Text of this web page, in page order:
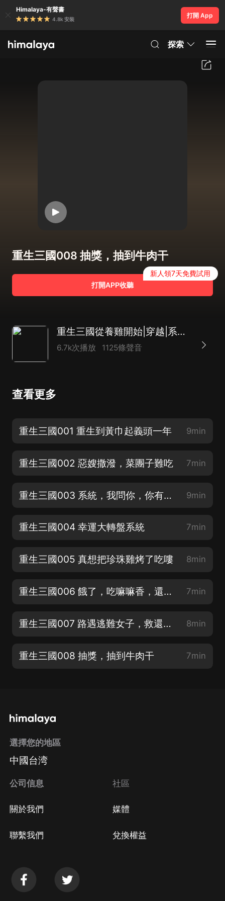
Himalaya-有聲書
4.8k 安裝
打開 App
探索
重生三國008 抽獎，抽到牛肉干
打開APP收聽
新人領7天免費試用
重生三國從養雞開始|穿越|系統|種田文|歷史爽文
6.7k次播放 1125條聲音
查看更多
重生三國001 重生到黃巾起義頭一年 9min
重生三國002 惡嫂撒潑，菜團子難吃 7min
重生三國003 系統，我問你，你有啥絕活？ 9min
重生三國004 幸運大轉盤系統 7min
重生三國005 真想把珍珠雞烤了吃嘍 8min
重生三國006 餓了，吃嘛嘛香，還挑個屁 7min
重生三國007 路遇逃難女子，救還是救？ 8min
重生三國008 抽獎，抽到牛肉干 7min
選擇您的地區
中國台湾
公司信息
關於我們
聯繫我們
社區
媒體
兌換權益